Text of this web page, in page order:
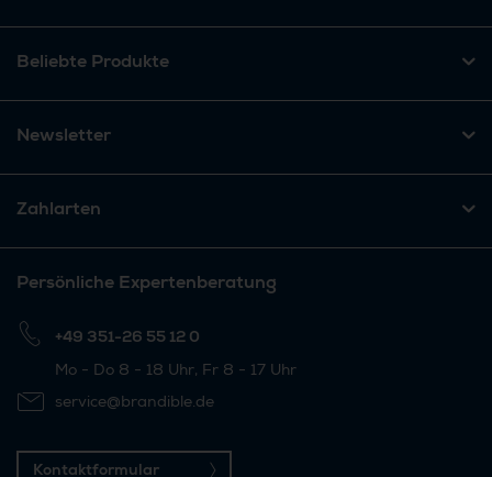
Beliebte Produkte
Newsletter
Zahlarten
Persönliche Expertenberatung
+49 351-26 55 12 0
Mo - Do 8 - 18 Uhr, Fr 8 - 17 Uhr
service@brandible.de
Kontaktformular